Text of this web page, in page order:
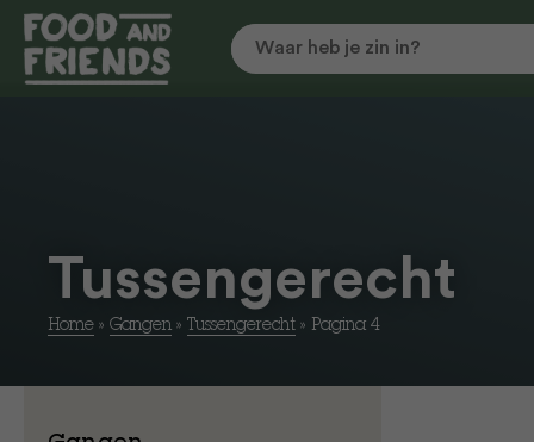
Tussengerecht
Home » Gangen » Tussengerecht » Pagina 4